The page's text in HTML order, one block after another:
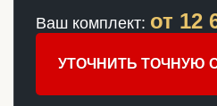
Ваш комплект: от 12
УТОЧНИТЬ ТОЧНУЮ